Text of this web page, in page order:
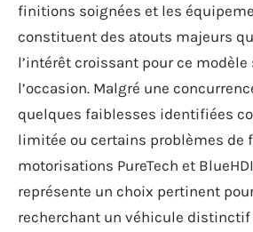
finitions soignées et les
constituent des atouts majeurs
l’intérêt croissant pour ce modèle
l’occasion. Malgré une
quelques faiblesses identifiées
limitée ou certains problèmes de
motorisations PureTech et
représente un choix pertinent
recherchant un véhicule